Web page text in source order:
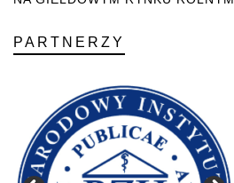
PARTNERZY